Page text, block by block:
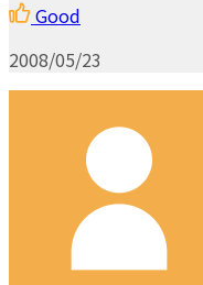
Good
2008/05/23